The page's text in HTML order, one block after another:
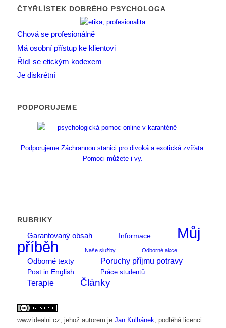
ČTYŘLÍSTEK DOBRÉHO PSYCHOLOGA
Chová se profesionálně
Má osobní přístup ke klientovi
Řídí se etickým kodexem
Je diskrétní
PODPORUJEME
Podporujeme Záchrannou stanici pro divoká a exotická zvířata.
Pomoci můžete i vy.
RUBRIKY
Garantovaný obsah
Informace
Můj
příběh
Naše služby Odborné akce
Odborné texty Poruchy příjmu potravy
Post in English Práce studentů
Terapie Články
www.idealni.cz , jehož autorem je Jan Kulhánek , podléhá licenci